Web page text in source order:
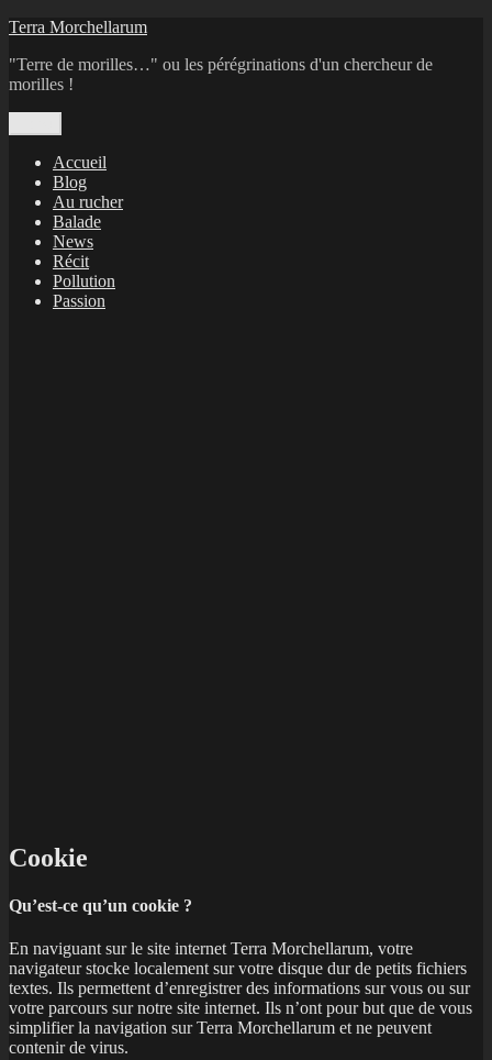
Aller
contenu
Terra Morchellarum
"Terre de morilles…" ou les pérégrinations d'un chercheur de
morilles !
Accueil
Blog
Au rucher
Balade
News
Récit
Pollution
Passion
Cookie
Qu’est-ce qu’un cookie ?
En naviguant sur le site internet Terra Morchellarum, votre
navigateur stocke localement sur votre disque dur de petits fichiers
textes. Ils permettent d’enregistrer des informations sur vous ou sur
votre parcours sur notre site internet. Ils n’ont pour but que de vous
simplifier la navigation sur Terra Morchellarum et ne peuvent
contenir de virus.